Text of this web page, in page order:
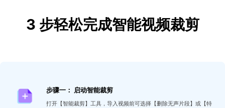
3 步轻松完成智能视频裁剪
步骤一： 启动智能裁剪
打开【智能裁剪】工具，导入视频前可选择【删除无声片段】或【特